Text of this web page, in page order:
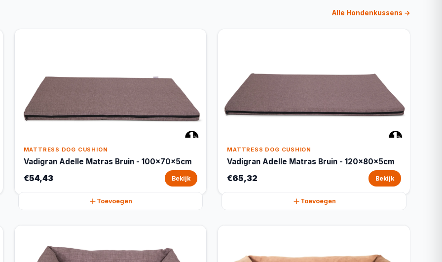
Alle Hondenkussens →
MATTRESS DOG CUSHION
Vadigran Adelle Matras Bruin - 100x70x5cm
€54,43 Bekijk
Toevoegen
MATTRESS DOG CUSHION
Vadigran Adelle Matras Bruin - 120x80x5cm
€65,32 Bekijk
Toevoegen